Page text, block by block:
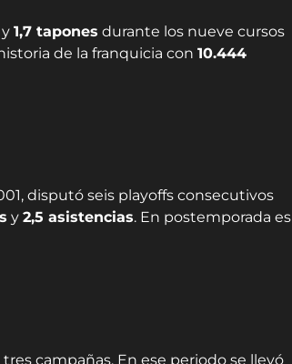
y 1,7 tapones durante los nueve cursos
de la franquicia con 10.444
disputó seis playoffs consecutivos
y 2,5 asistencias. En postemporada es
campañas. En ese periodo se llevó